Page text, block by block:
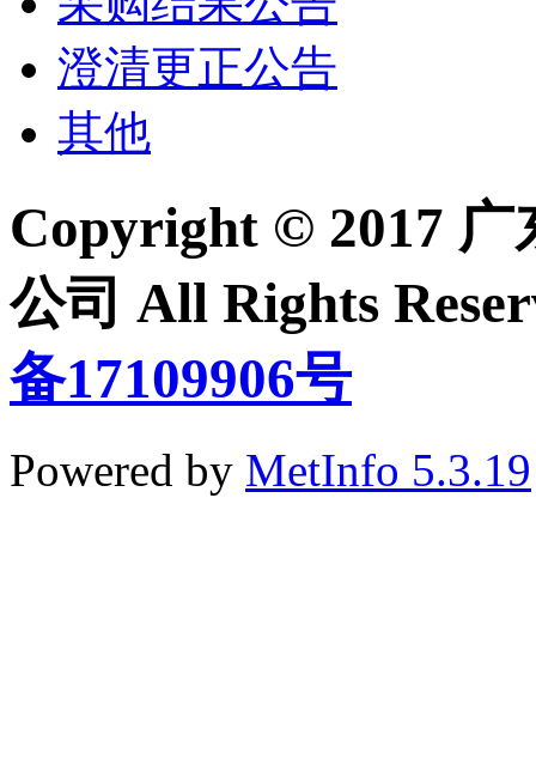
澄清更正公告
其他
Copyright © 2017
公司 All Rights
备17109906号
Powered by MetInfo 5.3.19